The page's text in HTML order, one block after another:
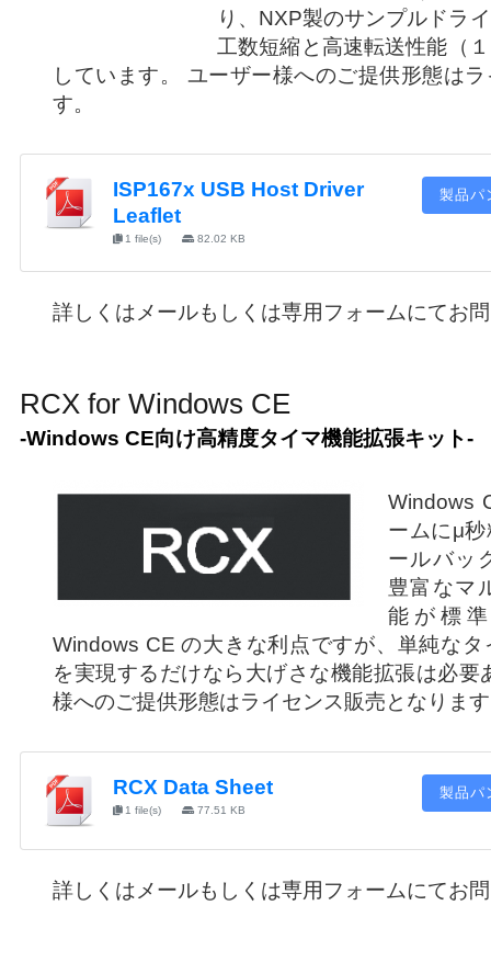
り、NXP製のサンプルドラ
工数短縮と高速転送性能（
しています。 ユーザー様へのご提供形態は
す。
ISP167x USB Host Driver
Leaflet
1 file(s) 82.02 KB
製品パ
詳しくはメールもしくは専用フォームにてお
RCX for Windows CE
-Windows CE向け高精度タイマ機能拡張キット-
Windows
ームにμ
ールバッ
豊富なマ
能が標
Windows CE の大きな利点ですが、単純な
を実現するだけなら大げさな機能拡張は必要
様へのご提供形態はライセンス販売となりま
RCX Data Sheet
1 file(s) 77.51 KB
製品パ
詳しくはメールもしくは専用フォームにてお